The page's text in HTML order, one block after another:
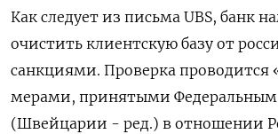
Как следует из письма UBS, банк
очистить клиентскую базу от
санкциями. Проверка проводится
мерами, принятыми Федеральным
(Швейцарии - ред.) в отношении